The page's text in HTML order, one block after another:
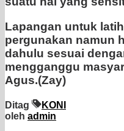
Lapangan untuk
pergunakan namun
dahulu sesuai
mengganggu
Agus.(Zay)
Ditag
KONI
oleh admin